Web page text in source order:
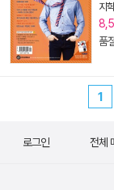
지
품
1
로그인 전체